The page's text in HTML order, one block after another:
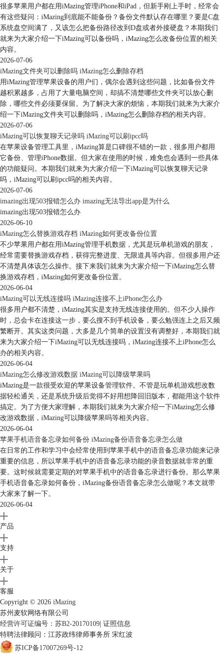
此时将会弹出一个菜单，选择需要保存的位置，如图7。
点击“确定”后就可以将语音备忘录的音频文件保存在指定的文件夹里了，
可以在这个文件夹里看到导出的语音备忘录中的音频文件，如图8。
图8：导出成功
以上就是使用iMazing管理iOS设备语音备忘录的全部内容了，想要了解更
多关于此软件的内容或者学习更多关于它的使用小技巧，就赶紧点击
iMazing下载
很多苹果用户都在用iMazing管理iPhone和iPad，但新手刚上手时，经常会
有这些疑问：iMazing到底能不能备份？备份文件默认存在哪里？要是C盘
系统盘空间满了，又该怎么把备份路径改到D盘或者外接硬盘？本期我们
就来为大家介绍一下iMazing可以备份吗，iMazing怎么改备份位置的相关
内容。
2026-07-06
iMazing文件夹可以删除吗 iMazing怎么删除存档
用iMazing管理苹果设备的用户们，偶尔会遇到这些问题，比如备份文件
越积累越多，占用了大量电脑空间，却搞不清楚哪些文件夹可以放心删
除，哪些文件必须要保留。为了解决大家的烦恼，本期我们就来为大家介
绍一下iMazing文件夹可以删除吗，iMazing怎么删除存档的相关内容。
2026-07-06
iMazing可以恢复聊天记录吗 iMazing可以刷ipcc吗
在苹果设备管理工具里，iMazing算是口碑很不错的一款，很多用户都用
它备份、管理iPhone数据。但大家在使用的时候，难免也会遇到一些具体
的功能疑问。本期我们就来为大家介绍一下iMazing可以恢复聊天记录
吗，iMazing可以刷ipcc吗的相关内容。
2026-07-06
imazing出现503报错怎么办 imazing无法导出app是为什么
imazing出现503报错怎么办
2026-06-10
iMazing怎么替换游戏存档 iMazing如何更改备份位置
不少苹果用户都在用iMazing管理手机数据，尤其是玩单机游戏的朋友，
经常需要替换游戏存档，获得完整进度、无限道具等内容。但很多用户还
不清楚具体该怎么操作。接下来我们就来为大家介绍一下iMazing怎么替
换游戏存档，iMazing如何更改备份位置。
2026-06-04
iMazing可以无线连接吗 iMazing连接不上iPhone怎么办
很多用户都不清楚，iMazing其实是支持无线连接使用的。但不少人操作
时，总会卡在连接这一步，要么搜不到手机设备，要么勉强连上之后又频
繁断开。其实这类问题，大多是几个简单的设置没有调整好，本期我们就
来为大家介绍一下iMazing可以无线连接吗，iMazing连接不上iPhone怎么
办的相关内容。
2026-06-04
iMazing怎么修改游戏数据 iMazing可以降级苹果吗
iMazing是一款很受欢迎的苹果设备管理软件。不管是玩单机游戏想改数
据轻松通关，还是系统升级后觉得不好用想降回旧版本，都能用这个软件
搞定。为了方便大家理解，本期我们就来为大家介绍一下iMazing怎么修
改游戏数据，iMazing可以降级苹果吗等相关内容。
2026-06-04
苹果手机语音备忘录如何备份 iMazing备份语音备忘录怎么做
在日常的工作和学习中会经常使用到苹果手机中的语音备忘录功能来记录
重要的信息，所以苹果手机中的语音备忘录功能的录音数据就非常的重
要。这时候就需要定期的对苹果手机中的语音备忘录进行备份。那么苹果
手机语音备忘录如何备份，iMazing备份语音备忘录怎么做呢？本文就带
大家来了解一下。
2026-06-04
产品
支持
关于
客服
Copyright © 2026 iMazing
苏州麦软网络有限公司
经营许可证编号：苏B2-20170109 证照信息
特聘法律顾问：江苏政纬律师事务所 宋红波
苏ICP备17007269号-12